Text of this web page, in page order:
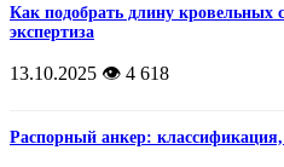
Как подобрать длину кровельных
экспертиза
13.10.2025 👁️ 4 618
Распорный анкер: